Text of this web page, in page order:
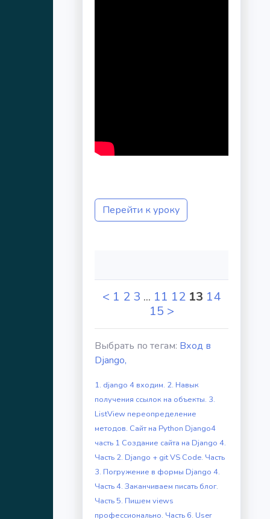
Перейти к уроку
< 1 2 3 ... 11 12 13 14
15 >
Выбрать по тегам: Вход в
Django,
1. django 4 входим. 2. Навык
получения ссылок на объекты. 3.
ListView переопределение
методов. Сайт на Python Django4
часть 1 Создание сайта на Django 4.
Часть 2. Django + git VS Code. Часть
3. Погружение в формы Django 4.
Часть 4. Заканчиваем писать блог.
Часть 5. Пишем views
профессионально. Часть 6. User